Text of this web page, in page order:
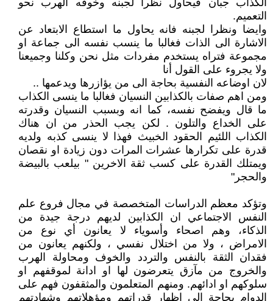
الكذاب جبان فيحاول نظرا لجبنه وخوفه الهرب نحو
التعميم.
وايضا ونظرا لجبنه فانه يحاول ما استطاع الابتعاد عن
الاشارة الى الذات فغالبا ما ينسب نفسه الى جماعة او
مجموعة فتراه يستخدم مفردات مثل نحن وكلنا وجميعنا
ولا يجروء على القول أنا
لان اوضاعه النفسية بحاجة الى من يؤازرها ويدعمها ..
ومن اهم صفات بالكذابين النسيان فغالبا ما ينسى الكذاب
ما قال ويفضح نفسه، كما انه وبسبب النسيان وقدرته
على الخداع والتلون . لكن يجب الحذر من ان هناك
الكذاب اللئيم الحقود الخبيث فهذا لا ينسى كذبه ولديه
قدرة على تكرارها عشرات المرات دون زيادة او نقصان
ويمتلك القدرة على كسب ثقة الاخرين " بيلعب بالبيضة
والحجر"
وتؤكد معظم الدراسات المتخصصة في مجال فروع علم
النفس الاجتماعي ان الكذابين لديهم درجة جيدة من
الذكاء، وهم اصحاء وأسوياء لا يعانون أي نوع من
الامراض ، ولا من اختلال نفسي ، ولكنهم يعانون من
فقدان الثقة بالنفس والتردد والخوف ومحاولة الهرب
والخروج من مآزق يتعرضون لها او ادانة لموقفهم او
سلوكهم او ادائهم. ومنهم المتعلمون والمثقفون فهم على
الدوام بحاجة الى إظهار قدراتهم ومؤهلاتهم وشهادتهم